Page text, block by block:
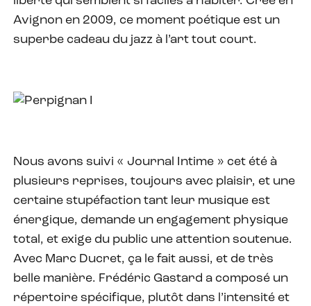
Avignon en 2009, ce moment poétique est un
superbe cadeau du jazz à l’art tout court.
Nous avons suivi « Journal Intime » cet été à
plusieurs reprises, toujours avec plaisir, et une
certaine stupéfaction tant leur musique est
énergique, demande un engagement physique
total, et exige du public une attention soutenue.
Avec Marc Ducret, ça le fait aussi, et de très
belle manière. Frédéric Gastard a composé un
répertoire spécifique, plutôt dans l’intensité et